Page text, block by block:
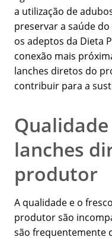
a utilização de
preservar a saúde
os adeptos da Dieta
conexão mais
lanches diretos do
contribuir para a
lanches
produtor
A qualidade e o
produtor são
são frequentemente